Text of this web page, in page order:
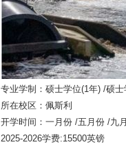
专业学制：硕士学位(1年) /硕士
所在校区：佩斯利
开学时间：一月份 /五月份 /九
2025-2026学费:15500英镑